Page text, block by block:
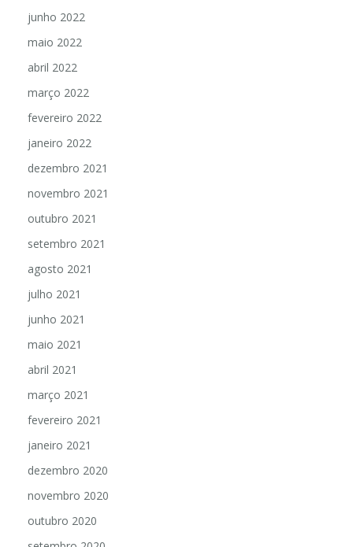
junho 2022
maio 2022
abril 2022
março 2022
fevereiro 2022
janeiro 2022
dezembro 2021
novembro 2021
outubro 2021
setembro 2021
agosto 2021
julho 2021
junho 2021
maio 2021
abril 2021
março 2021
fevereiro 2021
janeiro 2021
dezembro 2020
novembro 2020
outubro 2020